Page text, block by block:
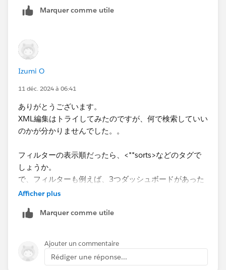
ポート外で、うっかり既定のプロパティのソート画面を
Marquer comme utile
Izumi O
11 déc. 2024 à 06:41
ありがとうございます。
XML編集はトライしてみたのですが、何で検索していい
のかが分かりませんでした。。
フィルターの表示順だったら、<**sorts>などのタグで
しょうか。
で、フィルターも例えば、3つダッシュボードがあった
ら、どのsortなのかが分かりません。
XMLの記載の順番も例えばダッシュボードの左から順番
かピンポイントにタグを見つけられなかったのですが、
見つけ方がありますでしょうか。
Afficher plus
Marquer comme utile
Ajouter un commentaire
Rédiger une réponse...